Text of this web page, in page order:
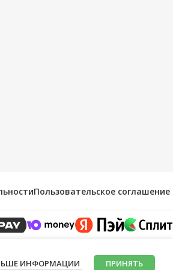
Пользовательское соглашение
ИНФОРМАЦИИ ПРИНЯТЬ